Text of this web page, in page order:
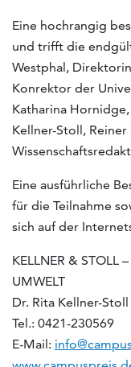
Eine hochrangig
und trifft die
Westphal,
Konrektor der
Katharina
Kellner-Stoll,
Eine ausführliche
für die Teilnahme
sich auf der
KELLNER & STOLL
UMWELT
Dr. Rita Kellner-
Tel.: 0421-230569
E-Mail: